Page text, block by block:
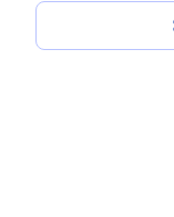
Quel est le